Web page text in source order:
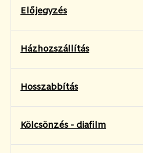
Előjegyzés
Házhozszállítás
Hosszabbítás
Kölcsönzés - diafilm